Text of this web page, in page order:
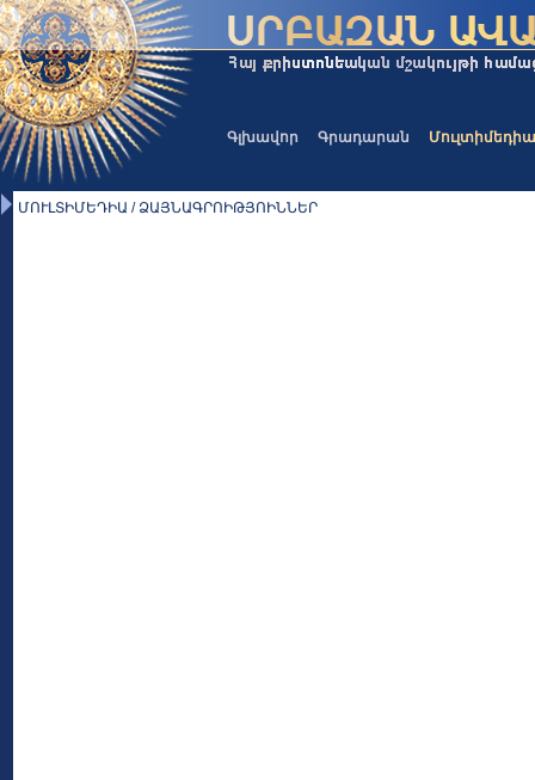
Գլխավոր Գրադարան Մուլտիմեդիա
ՄՈՒԼՏԻՄԵԴԻԱ / ՁԱՅՆԱԳՐՈԻԹՅՈԻՆՆԵՐ